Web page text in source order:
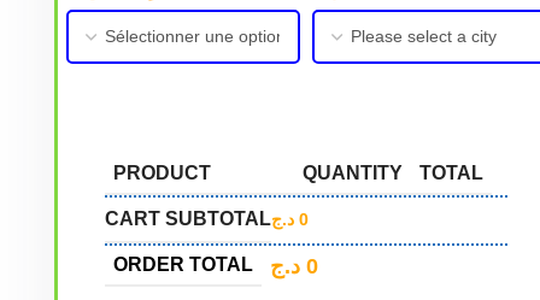
PRODUCT QUANTITY TOTAL
CART SUBTOTAL 0 د.ج
ORDER TOTAL 0 د.ج